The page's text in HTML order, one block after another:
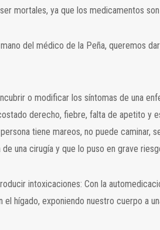
mortales, ya que los medicamentos
del médico de la Peña, queremos
o modificar los síntomas de una
derecho, fiebre, falta de apetito y
tiene mareos, no puede caminar,
una cirugía y que lo puso en grave
intoxicaciones: Con la
el hígado, exponiendo nuestro cuerpo a